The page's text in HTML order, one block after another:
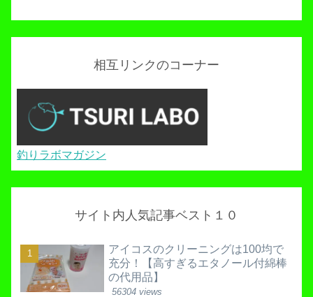
相互リンクのコーナー
釣りラボマガジン
サイト内人気記事ベスト１０
アイコスのクリーニングは100均で
充分！【高すぎるエタノール付綿棒
の代用品】
56304 views